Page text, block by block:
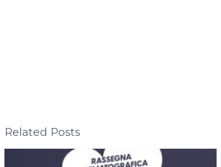
Related Posts